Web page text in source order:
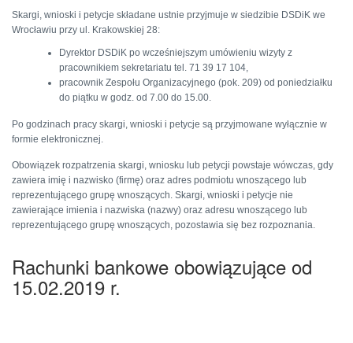
Skargi, wnioski i petycje składane ustnie przyjmuje w siedzibie DSDiK we
Wrocławiu przy ul. Krakowskiej 28:
Dyrektor DSDiK po wcześniejszym umówieniu wizyty z
pracownikiem sekretariatu tel. 71 39 17 104,
pracownik Zespołu Organizacyjnego (pok. 209) od poniedziałku
do piątku w godz. od 7.00 do 15.00.
Po godzinach pracy skargi, wnioski i petycje są przyjmowane wyłącznie w
formie elektronicznej.
Obowiązek rozpatrzenia skargi, wniosku lub petycji powstaje wówczas, gdy
zawiera imię i nazwisko (firmę) oraz adres podmiotu wnoszącego lub
reprezentującego grupę wnoszących. Skargi, wnioski i petycje nie
zawierające imienia i nazwiska (nazwy) oraz adresu wnoszącego lub
reprezentującego grupę wnoszących, pozostawia się bez rozpoznania.
Rachunki bankowe obowiązujące od
15.02.2019 r.